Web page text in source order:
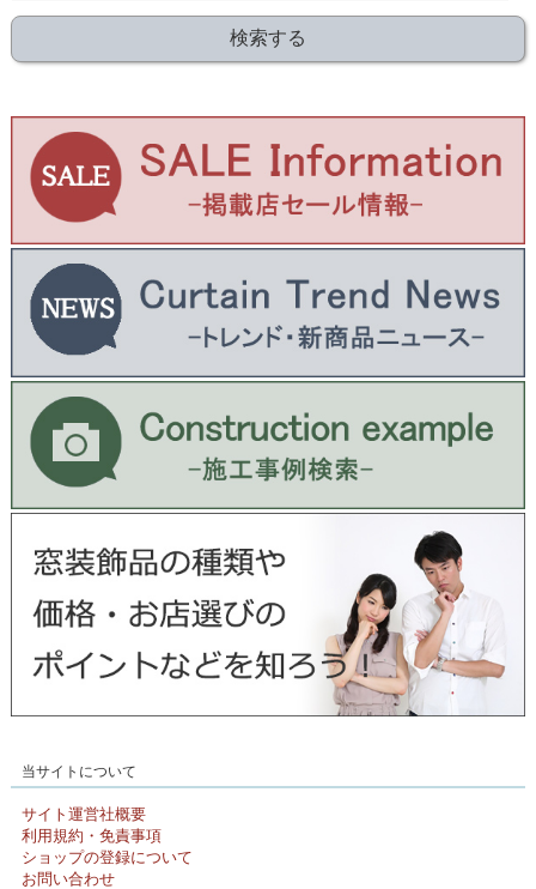
当サイトについて
サイト運営社概要
利用規約・免責事項
ショップの登録について
お問い合わせ